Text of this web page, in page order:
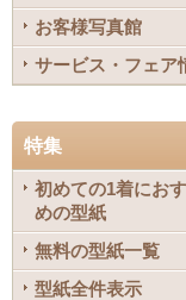
お客様写真館
サービス・フェア
特集
初めての1着にお
めの型紙
無料の型紙一覧
型紙全件表示